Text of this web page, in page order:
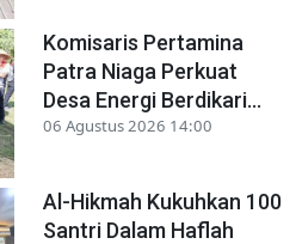
Komisaris Pertamina
Patra Niaga Perkuat
Desa Energi Berdikari...
06 Agustus 2026 14:00
Al-Hikmah Kukuhkan 100
Santri Dalam Haflah